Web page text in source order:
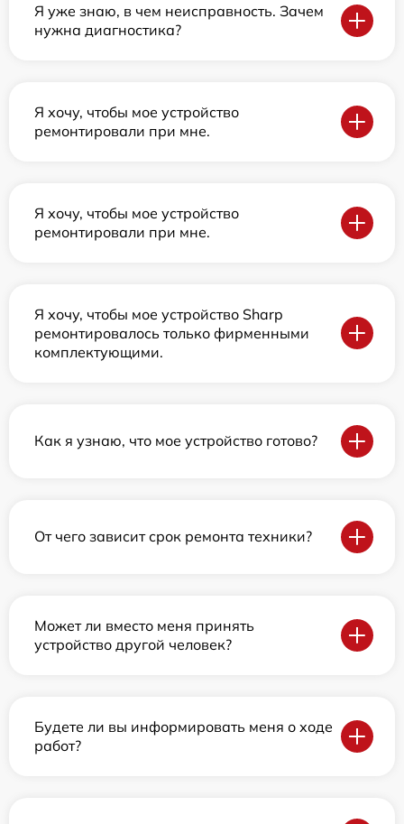
Я уже знаю, в чем неисправность. Зачем
нужна диагностика?
Я хочу, чтобы мое устройство
ремонтировали при мне.
Я хочу, чтобы мое устройство
ремонтировали при мне.
Я хочу, чтобы мое устройство Sharp
ремонтировалось только фирменными
комплектующими.
Как я узнаю, что мое устройство готово?
От чего зависит срок ремонта техники?
Может ли вместо меня принять
устройство другой человек?
Будете ли вы информировать меня о ходе
работ?